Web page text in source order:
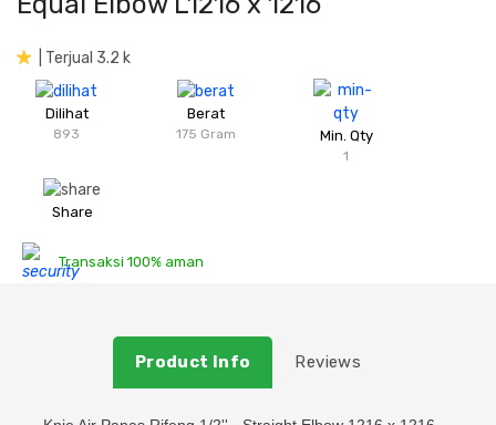
Sanitari & Aksesorisnya
Aksesoris Perabot
Konstruksi
Besi Profil & Plat
Semen & Sejenisnya
Pompa dan Pipa
| Terjual 3.2 k
Dilihat
893
Berat
175 Gram Min. Qty
1
Share
Transaksi 100% aman
Product Info Reviews